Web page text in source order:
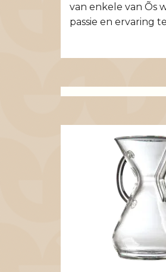
van enkele van Õs
passie en ervaring